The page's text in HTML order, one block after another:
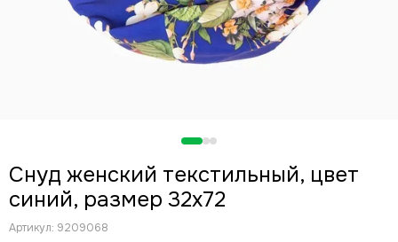
Снуд женский текстильный, цвет
синий, размер 32х72
Артикул: 9209068